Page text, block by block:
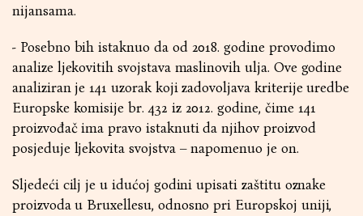
nijansama.
- Posebno bih istaknuo da od 2018. godine provodimo
analize ljekovitih svojstava maslinovih ulja. Ove godine
analiziran je 141 uzorak koji zadovoljava kriterije uredbe
Europske komisije br. 432 iz 2012. godine, čime 141
proizvođač ima pravo istaknuti da njihov proizvod
posjeduje ljekovita svojstva – napomenuo je on.
Sljedeći cilj je u idućoj godini upisati zaštitu oznake
proizvoda u Bruxellesu, odnosno pri Europskoj uniji,